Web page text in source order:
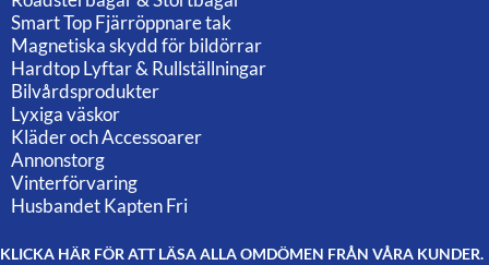
Smart Top Fjärröppnare tak
Magnetiska skydd för bildörrar
Hardtop Lyftar & Rullställningar
Bilvårdsprodukter
Lyxiga väskor
Kläder och Accessoarer
Annonstorg
Vinterförvaring
Husbandet Kapten Fri
KLICKA HÄR FÖR ATT LÄSA ALLA OMDÖMEN FRÅN VÅRA KUNDER.